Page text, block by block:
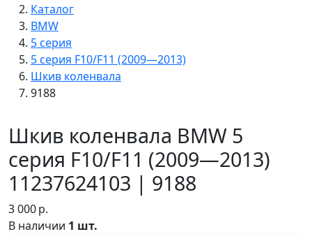
Каталог
BMW
5 серия
5 серия F10/F11 (2009—2013)
Шкив коленвала
9188
Шкив коленвала BMW 5
серия F10/F11 (2009—2013)
11237624103 | 9188
3 000р.
В наличии 1 шт.